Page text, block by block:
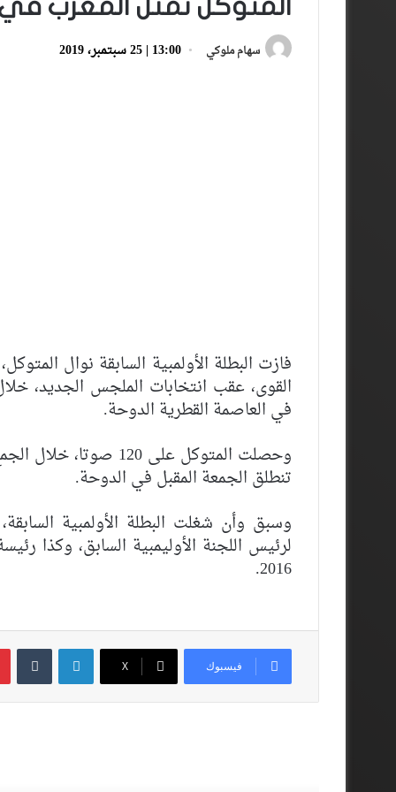
المتوكل تمثل المغرب في
سهام ملوكي 13:00 | 25 سبتمبر، 2019
فازت البطلة الأولمبية السابقة نوال
القوى، عقب انتخابات الملجس الجديد،
في العاصمة القطرية الدوحة.
وحصلت المتوكل على
تنطلق الجمعة المقبل في الدوحة.
وسبق وأن شغلت البطلة الأولمبية
لرئيس اللجنة الأوليمبية السابق، وكذا
2016.
فيسبوك ‫X
لينكدإن